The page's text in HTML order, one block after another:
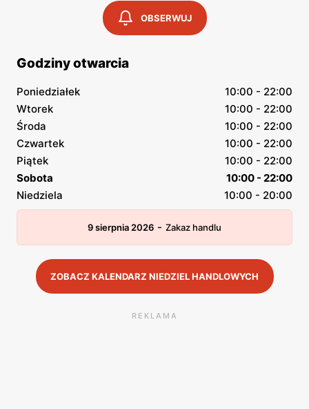
OBSERWUJ
Godziny otwarcia
Poniedziałek
10:00 - 22:00
Wtorek
10:00 - 22:00
Środa
10:00 - 22:00
Czwartek
10:00 - 22:00
Piątek
10:00 - 22:00
Sobota
10:00 - 22:00
Niedziela
10:00 - 20:00
9 sierpnia 2026 - Zakaz handlu
ZOBACZ KALENDARZ NIEDZIEL HANDLOWYCH
REKLAMA